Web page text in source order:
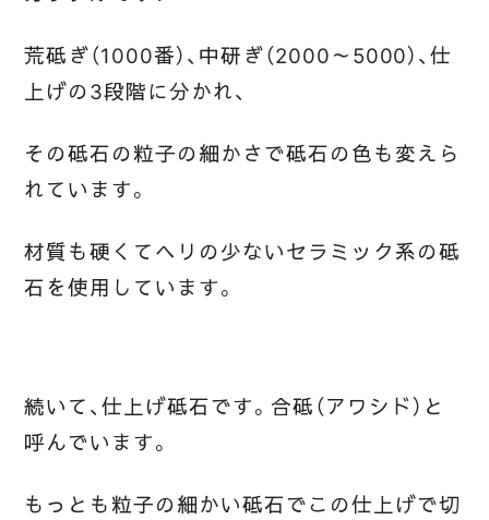
荒砥ぎ（1000番）、中研ぎ（2000～5000）、仕
上げの3段階に分かれ、
その砥石の粒子の細かさで砥石の色も変えら
れています。
材質も硬くてヘリの少ないセラミック系の砥
石を使用しています。
続いて、仕上げ砥石です。合砥（アワシド）と
呼んでいます。
もっとも粒子の細かい砥石でこの仕上げで切